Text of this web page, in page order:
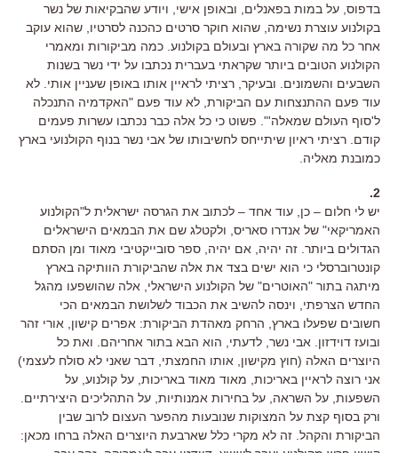
בדפוס, על במות בפאנלים, ובאופן אישי, ויודע שהבקיאות של נשר
בקולנוע עוצרת נשימה, שהוא חוקר סרטים כהכנה לסרטיו, שהוא עוקב
אחר כל מה שקורה בארץ ובעולם בקולנוע. כמה מביקורות ומאמרי
הקולנוע הטובים ביותר שקראתי בעברית נכתבו על ידי נשר בשנות
השבעים והשמונים. ובעיקר, רציתי לראיין אותו באופן שעניין אותי. לא
עוד פעם ההתנצחות עם הביקורת, לא עוד פעם "האקדמיה התנכלה
ל'סוף העולם שמאלה'". פשוט כי כל אלה כבר נכתבו עשרות פעמים
קודם. רציתי ראיון שיתייחס לחשיבותו של אבי נשר בנוף הקולנועי בארץ
כמובנת מאליה.
2.
יש לי חלום – כן, עוד אחד – לכתוב את הגרסה ישראלית ל"הקולנוע
האמריקאי" של אנדרו סאריס, ולקטלג שם את הבמאים הישראלים
הגדולים ביותר. זה יהיה, אם יהיה, ספר סובייקטיבי מאוד ומן הסתם
קונטרוברסלי כי הוא ישים בצד את אלה שהביקורת הוותיקה בארץ
מיתגה בתור "האוטרים" של הקולנוע הישראלי, אלה שהושפעו מהגל
החדש הצרפתי, וינסה להשיב את הכבוד לשלושת הבמאים הכי
חשובים שפעלו בארץ, הרחק מאהדת הביקורת: אפרים קישון, אורי זהר
ובועז דוידזון. אבי נשר, לדעתי, הוא הבא בתור אחריהם. ואת כל
היוצרים האלה (חוץ מקישון, אותו החמצתי, דבר שאני לא סולח לעצמי)
אני רוצה לראיין באריכות, מאוד מאוד באריכות, על קולנוע, על
השפעות, על השראה, על בחירות אמנותיות, על התהליכים היצירתיים.
ורק בסוף קצת על המצוקות שנובעות מהפער העצום לרוב שבין
הביקורת והקהל. זה לא מקרי כלל שארבעת היוצרים האלה ברחו מכאן: